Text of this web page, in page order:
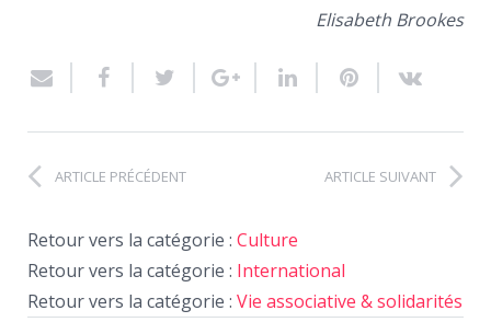
Elisabeth Brookes
ARTICLE PRÉCÉDENT ARTICLE SUIVANT
Retour vers la catégorie : Culture
Retour vers la catégorie : International
Retour vers la catégorie : Vie associative & solidarités